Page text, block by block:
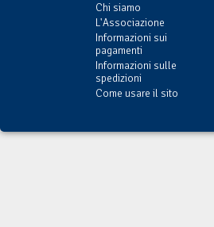
Chi siamo
L'Associazione
Informazioni sui
pagamenti
Informazioni sulle
spedizioni
Come usare il sito